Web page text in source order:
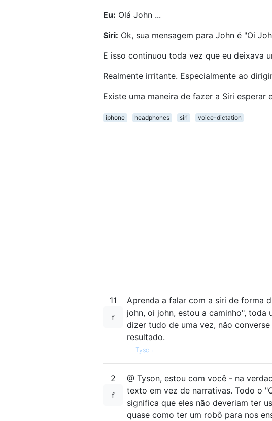
Eu: Olá John ...
Siri: Ok, sua mensagem para John é "Oi
E isso continuou toda vez que eu deixava
Realmente irritante. Especialmente ao
Existe uma maneira de fazer a Siri esperar
iphone headphones siri voice-dictation
11
Aprenda a falar com a siri de forma
john, oi john, estou a caminho", toda
dizer tudo de uma vez, não
resultado.
— Tyson
2
@ Tyson, estou com você - na
texto em vez de narrativas. Todo o
significa que eles não deveriam ter
quase como ter um robô para nos